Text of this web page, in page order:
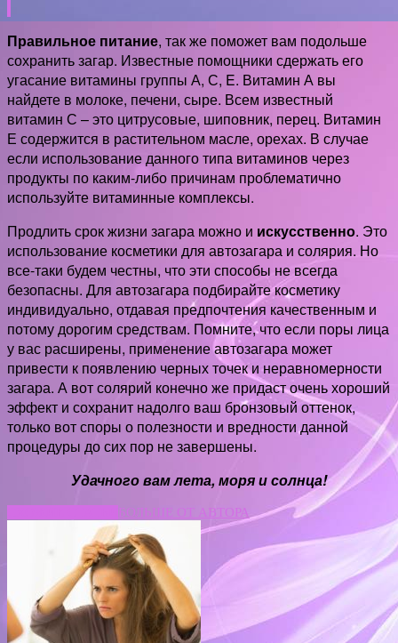
Правильное питание, так же поможет вам подольше
сохранить загар. Известные помощники сдержать его
угасание витамины группы А, С, E. Витамин А вы
найдете в молоке, печени, сыре. Всем известный
витамин С – это цитрусовые, шиповник, перец. Витамин
Е содержится в растительном масле, орехах. В случае
если использование данного типа витаминов через
продукты по каким-либо причинам проблематично
используйте витаминные комплексы.
Продлить срок жизни загара можно и искусственно. Это
использование косметики для автозагара и солярия. Но
все-таки будем честны, что эти способы не всегда
безопасны. Для автозагара подбирайте косметику
индивидуально, отдавая предпочтения качественным и
потому дорогим средствам. Помните, что если поры лица
у вас расширены, применение автозагара может
привести к появлению черных точек и неравномерности
загара. А вот солярий конечно же придаст очень хороший
эффект и сохранит надолго ваш бронзовый оттенок,
только вот споры о полезности и вредности данной
процедуры до сих пор не завершены.
Удачного вам лета, моря и солнца!
БОЛЬШЕ ОТ АВТОРА